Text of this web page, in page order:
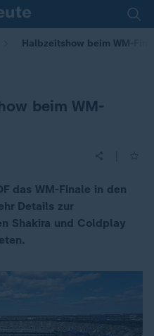
Halbzeitshow beim WM-
beim WM-
das WM-Finale in den
Details zur
Shakira und Coldplay